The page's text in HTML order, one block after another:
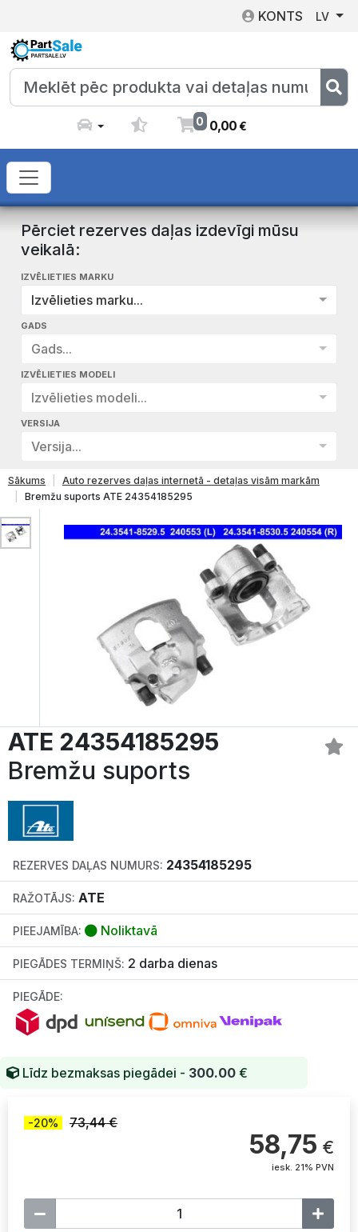
KONTS LV
0 0,00€
Pērciet rezerves daļas izdevīgi mūsu
veikalā:
IZVĒLIETIES MARKU
Izvēlieties marku...
GADS
Gads...
IZVĒLIETIES MODELI
Izvēlieties modeli...
VERSIJA
Versija...
Sākums
Auto rezerves daļas internetā - detaļas visām markām
Bremžu suports ATE 24354185295
ATE 24354185295
Bremžu suports
REZERVES DAĻAS NUMURS: 24354185295
RAŽOTĀJS: ATE
PIEEJAMĪBA: Noliktavā
PIEGĀDES TERMIŅŠ: 2 darba dienas
PIEGĀDE:
Līdz bezmaksas piegādei - 300.00 €
-20% 73,44 €
58,75 €
iesk. 21% PVN